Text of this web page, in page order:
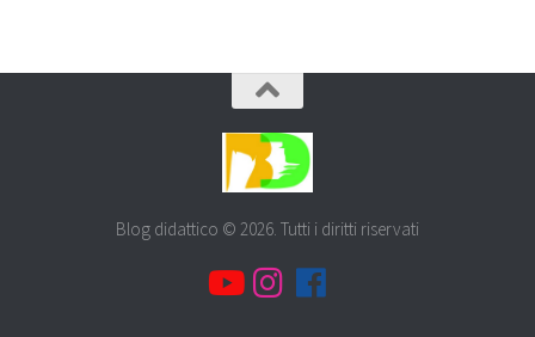
Blog didattico © 2026. Tutti i diritti riservati